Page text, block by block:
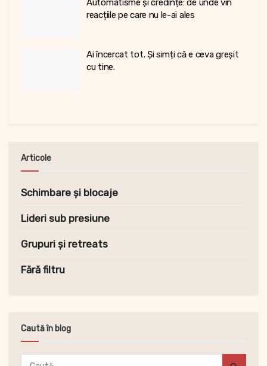
Automatisme și credințe: de unde vin
reacțiile pe care nu le-ai ales
Ai încercat tot. Și simți că e ceva greșit
cu tine.
Articole
Schimbare și blocaje
Lideri sub presiune
Grupuri și retreats
Fără filtru
Caută în blog